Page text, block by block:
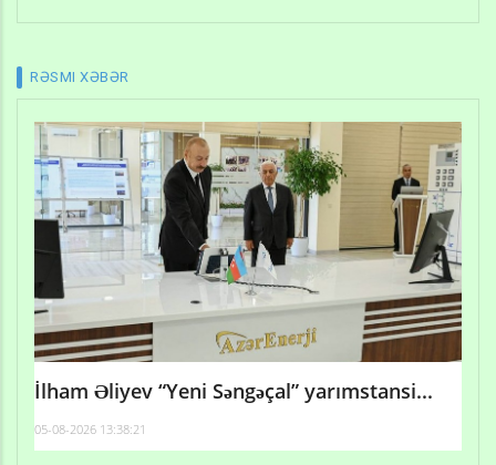
RƏSMI XƏBƏR
İlham Əliyev “Yeni Səngəçal” yarımstansi...
05-08-2026 13:38:21